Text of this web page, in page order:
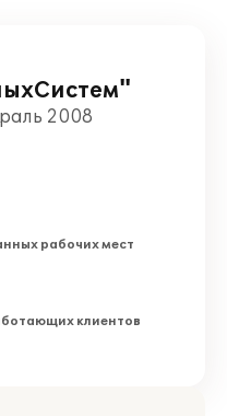
2008
рабочих мест
клиентов